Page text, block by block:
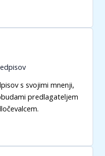
s svojimi mnenji,
predlagateljem